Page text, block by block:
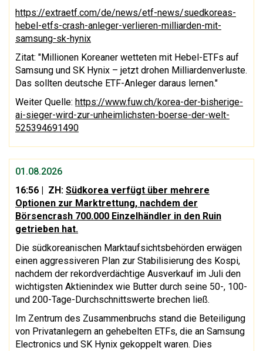
https://extraetf.com/de/news/etf-news/suedkoreas-
hebel-etfs-crash-anleger-verlieren-milliarden-mit-
samsung-sk-hynix
Zitat: "Millionen Koreaner wetteten mit Hebel-ETFs auf
Samsung und SK Hynix – jetzt drohen Milliardenverluste.
Das sollten deutsche ETF-Anleger daraus lernen."
Weiter Quelle: https://www.fuw.ch/korea-der-bisherige-
ai-sieger-wird-zur-unheimlichsten-boerse-der-welt-
525394691490
01.08.2026
16:56 | ZH: Südkorea verfügt über mehrere
Optionen zur Marktrettung, nachdem der
Börsencrash 700.000 Einzelhändler in den Ruin
getrieben hat.
Die südkoreanischen Marktaufsichtsbehörden erwägen
einen aggressiveren Plan zur Stabilisierung des Kospi,
nachdem der rekordverdächtige Ausverkauf im Juli den
wichtigsten Aktienindex wie Butter durch seine 50-, 100-
und 200-Tage-Durchschnittswerte brechen ließ.
Im Zentrum des Zusammenbruchs stand die Beteiligung
von Privatanlegern an gehebelten ETFs, die an Samsung
Electronics und SK Hynix gekoppelt waren. Dies